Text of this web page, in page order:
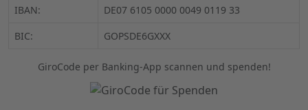
IBAN:
DE07 6105 0000 0049 0119 33
BIC:
GOPSDE6GXXX
GiroCode per Banking-App scannen und spenden!